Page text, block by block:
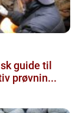
prøvnin...